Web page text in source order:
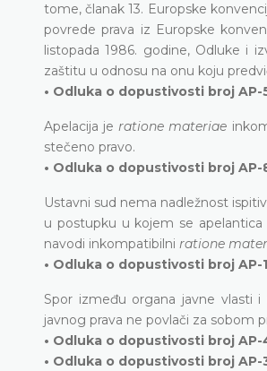
tome, članak 13. Europske
povrede prava iz Europske
listopada 1986. godine, Odluke i
zaštitu u odnosu na onu koju
• Odluka o dopustivosti broj
Apelacija je ratione materiae
stečeno pravo.
• Odluka o dopustivosti broj
Ustavni sud nema nadležnost
u postupku u kojem se apelantica
navodi inkompatibilni ratione
• Odluka o dopustivosti broj
Spor između organa javne vlasti
javnog prava ne povlači za sobom
• Odluka o dopustivosti broj
• Odluka o dopustivosti broj